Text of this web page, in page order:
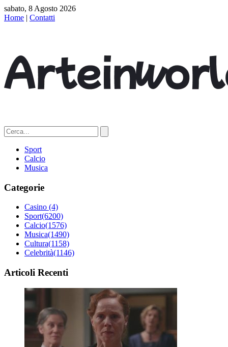
sabato, 8 Agosto 2026
Home | Contatti
Sport
Calcio
Musica
Categorie
Casino (4)
Sport(6200)
Calcio(1576)
Musica(1490)
Cultura(1158)
Celebrità(1146)
Articoli Recenti